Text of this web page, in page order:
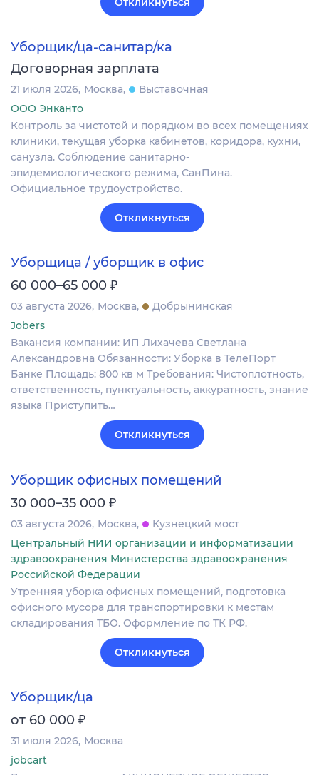
Уборщик/ца-санитар/ка
Договорная зарплата
21 июля 2026 Москва
Выставочная
ООО Энканто
Контроль за чистотой и порядком во всех помещениях
клиники, текущая уборка кабинетов, коридора, кухни,
санузла. Соблюдение санитарно-
эпидемиологического режима, СанПина.
Официальное трудоустройство.
Откликнуться
Уборщица / уборщик в офис
60 000–65 000 ₽
03 августа 2026 Москва
Добрынинская
Jobers
Вакансия компании: ИП Лихачева Светлана
Александровна Обязанности: Уборка в ТелеПорт
Банке Площадь: 800 кв м Требования: Чистоплотность,
ответственность, пунктуальность, аккуратность, знание
языка Приступить…
Откликнуться
Уборщик офисных помещений
30 000–35 000 ₽
03 августа 2026 Москва
Кузнецкий мост
Центральный НИИ организации и информатизации
здравоохранения Министерства здравоохранения
Российской Федерации
Утренняя уборка офисных помещений, подготовка
офисного мусора для транспортировки к местам
складирования ТБО. Оформление по ТК РФ.
Откликнуться
Уборщик/ца
от 60 000 ₽
31 июля 2026 Москва
jobcart